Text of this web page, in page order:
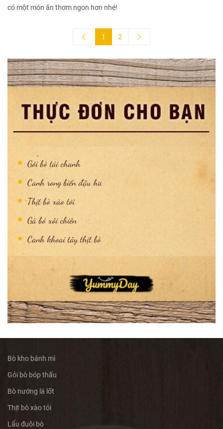
có một món ăn thơm ngon hơn nhé!
1 2
Gỏi bò tái chanh
Canh rong biển đậu hũ
Thịt bò xào tỏi
Gà bó xôi chiên
Canh khoai tây thịt bò
Bò kho bánh mì
Gỏi bò bóp thấu
Bò nướng lá lốt
Thịt bò xào tỏi
Lẩu đuôi bò